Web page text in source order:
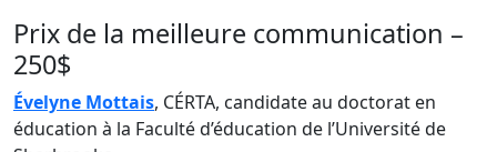
Prix de la meilleure communication –
250$
Évelyne Mottais, CÉRTA, candidate au doctorat en
éducation à la Faculté d’éducation de l’Université de